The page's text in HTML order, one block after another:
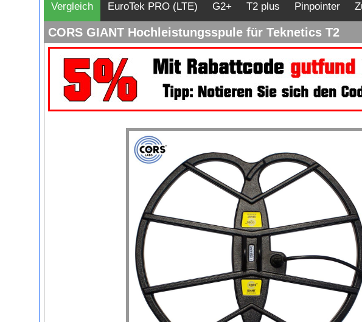
Vergleich EuroTek PRO (LTE) G2+ T2 plus Pinpointer
CORS GIANT Hochleistungsspule für Teknetics T2